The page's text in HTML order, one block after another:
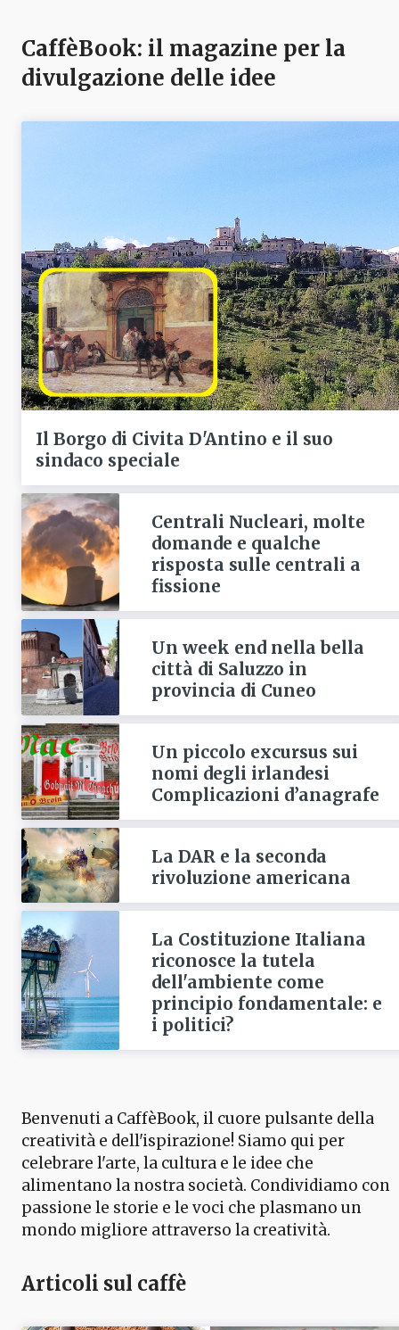
CaffèBook: il magazine per la
divulgazione delle idee
Il Borgo di Civita D'Antino e il suo
sindaco speciale
Centrali Nucleari, molte
domande e qualche
risposta sulle centrali a
fissione
Un week end nella bella
città di Saluzzo in
provincia di Cuneo
Un piccolo excursus sui
nomi degli irlandesi
Complicazioni d’anagrafe
La DAR e la seconda
rivoluzione americana
La Costituzione Italiana
riconosce la tutela
dell'ambiente come
principio fondamentale: e
i politici?
Benvenuti a CaffèBook, il cuore pulsante della
creatività e dell'ispirazione! Siamo qui per
celebrare l'arte, la cultura e le idee che
alimentano la nostra società. Condividiamo con
passione le storie e le voci che plasmano un
mondo migliore attraverso la creatività.
Articoli sul caffè